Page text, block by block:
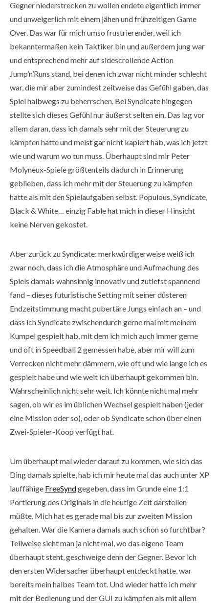
Gegner niederstrecken zu wollen endete eigentlich immer
und unweigerlich mit einem jähen und frühzeitigen Game
Over. Das war für mich umso frustrierender, weil ich
bekanntermaßen kein Taktiker bin und außerdem jung war
und entsprechend mehr auf sidescrollende Action
Jump’n’Runs stand, bei denen ich zwar nicht minder schlecht
war, die mir aber zumindest zeitweise das Gefühl gaben, das
Spiel halbwegs zu beherrschen. Bei Syndicate hingegen
stellte sich dieses Gefühl nur äußerst selten ein. Das lag vor
allem daran, dass ich damals sehr mit der Steuerung zu
kämpfen hatte und meist gar nicht kapiert hab, was ich jetzt
wie und warum wo tun muss. Überhaupt sind mir Peter
Molyneux-Spiele größtenteils dadurch in Erinnerung
geblieben, dass ich mehr mit der Steuerung zu kämpfen
hatte als mit den Spielaufgaben selbst. Populous, Syndicate,
Black & White… einzig Fable hat mich in dieser Hinsicht
keine Nerven gekostet.
Aber zurück zu Syndicate: merkwürdigerweise weiß ich
zwar noch, dass ich die Atmosphäre und Aufmachung des
Spiels damals wahnsinnig innovativ und zutiefst spannend
fand – dieses futuristische Setting mit seiner düsteren
Endzeitstimmung macht pubertäre Jungs einfach an – und
dass ich Syndicate zwischendurch gerne mal mit meinem
Kumpel gespielt hab, mit dem ich mich auch immer gerne
und oft in Speedball 2 gemessen habe, aber mir will zum
Verrecken nicht mehr dämmern, wie oft und wie lange ich es
gespielt habe und wie weit ich überhaupt gekommen bin.
Wahrscheinlich nicht sehr weit. Ich könnte nicht mal mehr
sagen, ob wir es im üblichen Wechsel gespielt haben (jeder
eine Mission oder so), oder ob Syndicate schon über einen
Zwei-Spieler-Koop verfügt hat.
Um überhaupt mal wieder darauf zu kommen, wie sich das
Ding damals spielte, hab ich mir heute mal das auch unter XP
lauffähige FreeSyndgegeben, dass im Grunde eine 1:1
Portierung des Originals in die heutige Zeit darstellen
müßte. Mich hat es gerade mal bis zur zweiten Mission
gehalten. War die Kamera damals auch schon so furchtbar?
Teilweise sieht man ja nicht mal, wo das eigene Team
überhaupt steht, geschweige denn der Gegner. Bevor ich
den ersten Widersacher überhaupt entdeckt hatte, war
bereits mein halbes Team tot. Und wieder hatte ich mehr
mit der Bedienung und der GUI zu kämpfen als mit allem